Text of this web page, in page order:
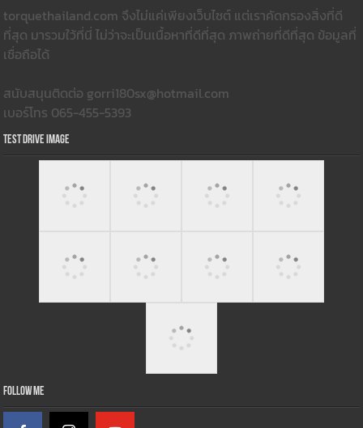
torquethailand.com จึงไม่แค่เพียงเว็บไซต์ แต่เราคัดกรองสิ่งที่ดี
ที่สุด มารวมใว้ที่นี่ ไม่ว่าจะเป็นเนื้อหาที่ดีที่สุด ภาพถ่ายที่ดีที่สุด ข้อมูลที่
เชื่อถือได้
สนับสนุนติดต่อ gorri180sx@hotmail.com
เบอร์โทร 065-455-5393
Test Drive Image
Follow Me